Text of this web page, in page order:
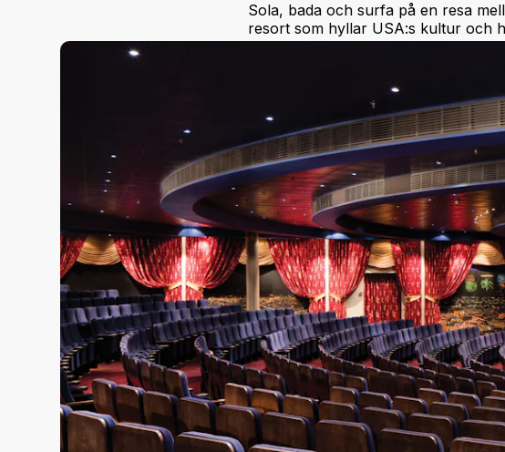
Sola, bada och surfa på en resa
resort som hyllar USA:s kultur och